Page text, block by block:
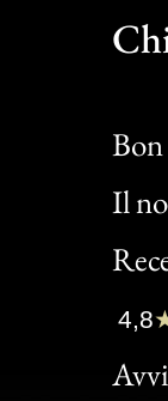
Il
Bon
Clic
Bon
4,8